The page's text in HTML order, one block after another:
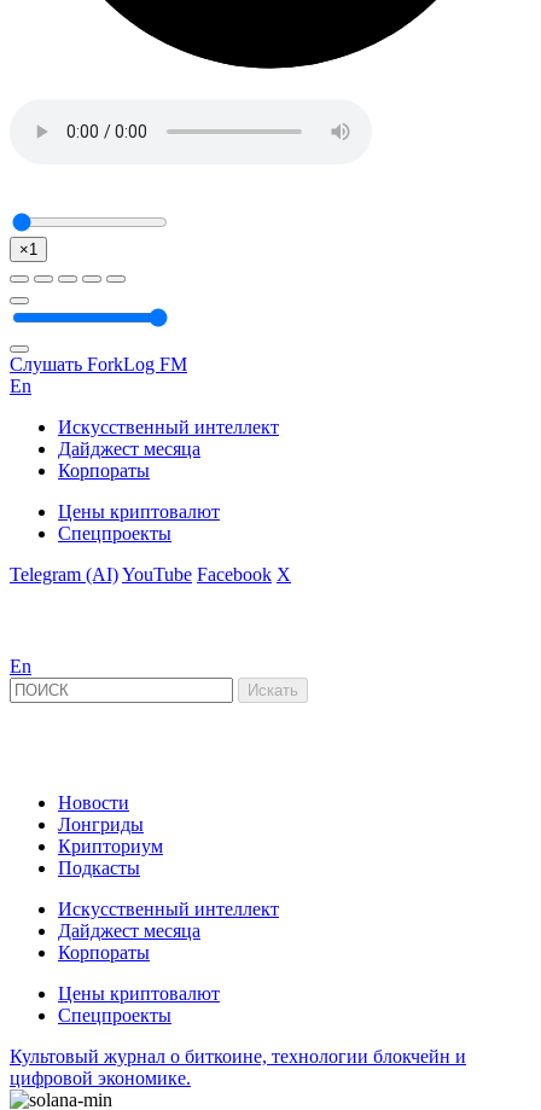
×1
Слушать ForkLog FM
En
Искусственный интеллект
Дайджест месяца
Корпораты
Цены криптовалют
Спецпроекты
Telegram (AI)YouTube Facebook X
En
Новости
Лонгриды
Крипториум
Подкасты
Искусственный интеллект
Дайджест месяца
Корпораты
Цены криптовалют
Спецпроекты
Культовый журнал о биткоине, технологии блокчейн и
цифровой экономике.